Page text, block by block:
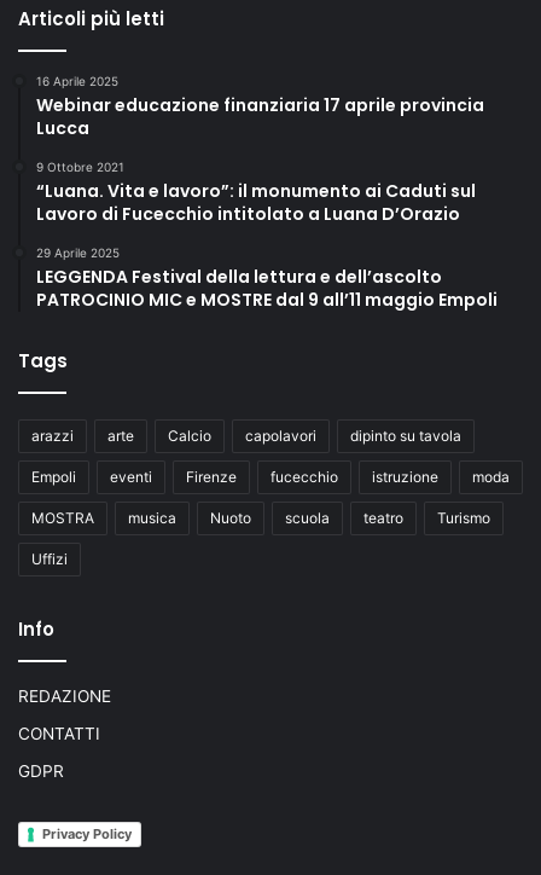
Articoli più letti
16 Aprile 2025
Webinar educazione finanziaria 17 aprile provincia
Lucca
9 Ottobre 2021
“Luana. Vita e lavoro”: il monumento ai Caduti sul
Lavoro di Fucecchio intitolato a Luana D’Orazio
29 Aprile 2025
LEGGENDA Festival della lettura e dell’ascolto
PATROCINIO MIC e MOSTRE dal 9 all’11 maggio Empoli
Tags
arazzi arte Calcio capolavori dipinto su tavola
Empoli eventi Firenze fucecchio istruzione moda
MOSTRA musica Nuoto scuola teatro Turismo
Uffizi
Info
REDAZIONE
CONTATTI
GDPR
Privacy Policy